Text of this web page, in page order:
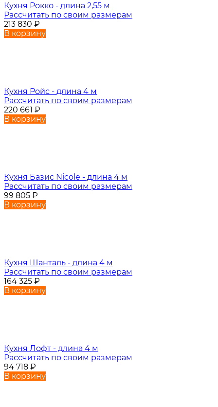
Кухня Рокко - длина 2,55 м
Рассчитать по своим размерам
213 830 ₽
В корзину
Кухня Ройс - длина 4 м
Рассчитать по своим размерам
220 661 ₽
В корзину
Кухня Базис Nicole - длина 4 м
Рассчитать по своим размерам
99 805 ₽
В корзину
Кухня Шанталь - длина 4 м
Рассчитать по своим размерам
164 325 ₽
В корзину
Кухня Лофт - длина 4 м
Рассчитать по своим размерам
94 718 ₽
В корзину